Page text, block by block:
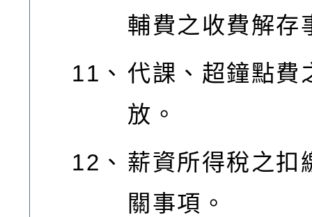
輔費之收費解存
11、 代課、超鐘點費
放。
12、 薪資所得稅之扣
關事項。